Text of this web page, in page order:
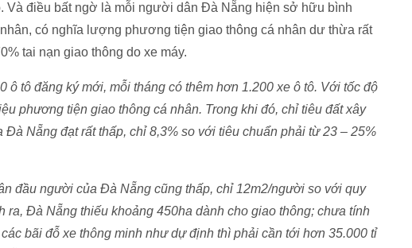
Và điều bất ngờ là mỗi người dân Đà Nẵng hiện sở hữu bình
có nghĩa lượng phương tiện giao thông cá nhân dư thừa rất
tai nạn giao thông do xe máy.
ô tô đăng ký mới, mỗi tháng có thêm hơn 1.200 xe ô tô. Với tốc độ
phương tiện giao thông cá nhân. Trong khi đó, chỉ tiêu đất xây
Nẵng đạt rất thấp, chỉ 8,3% so với tiêu chuẩn phải từ 23 – 25%
đầu người của Đà Nẵng cũng thấp, chỉ 12m2/người so với quy
ra, Đà Nẵng thiếu khoảng 450ha dành cho giao thông; chưa tính
bãi đỗ xe thông minh như dự định thì phải cần tới hơn 35.000 tỉ